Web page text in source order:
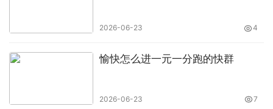
2026-06-23 4
愉快怎么进一元一分跑的快群
2026-06-23 7